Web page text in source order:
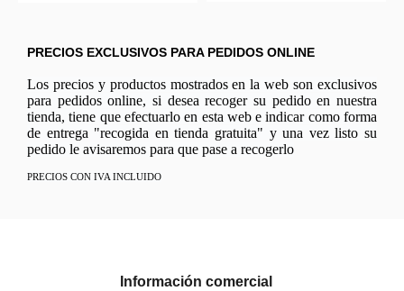
PRECIOS EXCLUSIVOS PARA PEDIDOS ONLINE
Los precios y productos mostrados en la web son exclusivos
para pedidos online, si desea recoger su pedido en nuestra
tienda, tiene que efectuarlo en esta web e indicar como forma
de entrega "recogida en tienda gratuita" y una vez listo su
pedido le avisaremos para que pase a recogerlo
PRECIOS CON IVA INCLUIDO
Información comercial